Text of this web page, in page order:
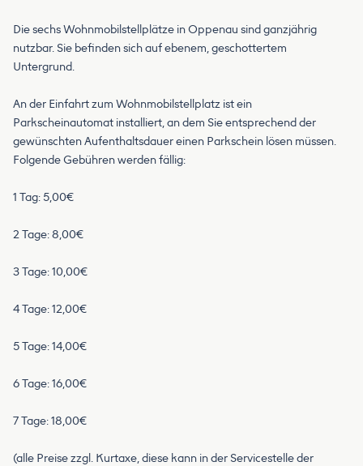
Die sechs Wohnmobilstellplätze in Oppenau sind ganzjährig
nutzbar. Sie befinden sich auf ebenem, geschottertem
Untergrund.
An der Einfahrt zum Wohnmobilstellplatz ist ein
Parkscheinautomat installiert, an dem Sie entsprechend der
gewünschten Aufenthaltsdauer einen Parkschein lösen müssen.
Folgende Gebühren werden fällig:
1 Tag: 5,00€
2 Tage: 8,00€
3 Tage: 10,00€
4 Tage: 12,00€
5 Tage: 14,00€
6 Tage: 16,00€
7 Tage: 18,00€
(alle Preise zzgl. Kurtaxe, diese kann in der Servicestelle der